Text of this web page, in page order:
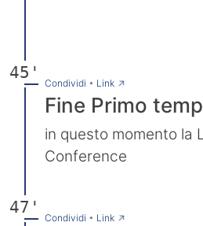
45'
Condividi • Link→
Fine Primo
in questo momento la
Conference
47'
Condividi • Link→